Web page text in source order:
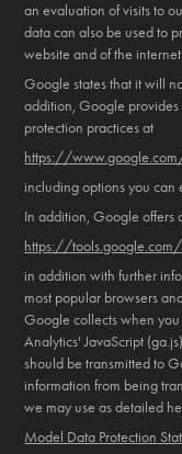
an evaluation of visits to
data can also be used to
website and of the
Google states that it will
addition, Google
protection practices at
https://
including options you can
In addition, Google offers
https://
in addition with further
most popular browsers
Google collects when
Analytics' JavaScript
should be transmitted to
information from being
we may use as detailed
Model Data Protection